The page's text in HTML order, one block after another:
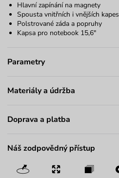
Hlavní zapínání na magnety
Spousta vnitřních i vnějších kapes
Polstrované záda a popruhy
Kapsa pro notebook 15,6"
Parametry
Materiály a údržba
Doprava a platba
Náš zodpovědný přístup